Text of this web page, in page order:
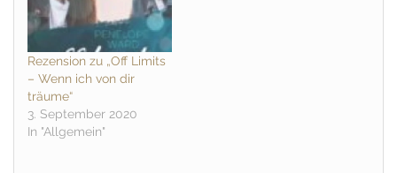
Rezension zu „Off Limits
– Wenn ich von dir
träume“
3. September 2020
In "Allgemein"